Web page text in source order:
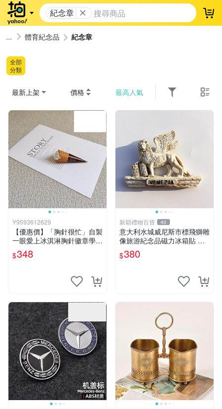
紀念章 登
體育紀念品 紀念章
全部
分類
最新上架 價格 最高人氣
Y9593612629
【優惠價】「胸針很忙」自製
一眼愛上冰淇淋胸針徽章學生
情侶別針配飾品
$348
新穎禮物百貨 40
意大利水城威尼斯市標飛獅雕
像旅游紀念品磁力冰箱貼 收
藏伴手禮
$380